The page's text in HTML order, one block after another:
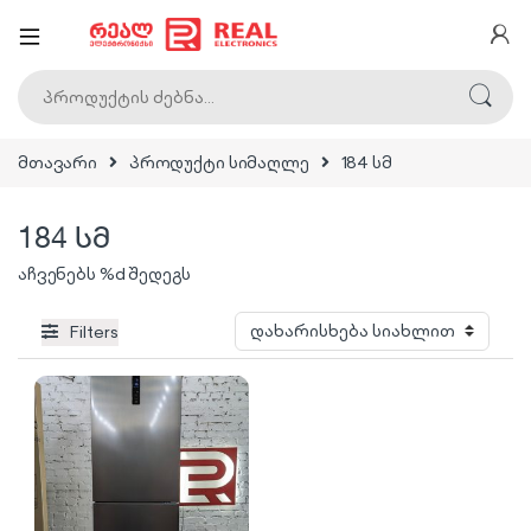
მთავარი პროდუქტი სიმაღლე 184 სმ
184 სმ
აჩვენებს %d შედეგს
Filters